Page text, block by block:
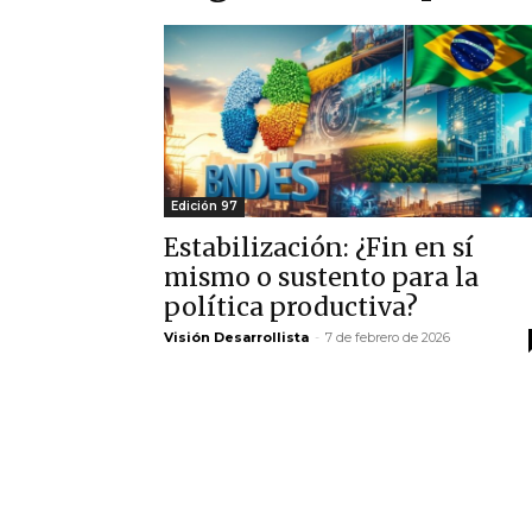
Edición 97
Estabilización: ¿Fin en sí
mismo o sustento para la
política productiva?
Visión Desarrollista - 7 de febrero de 2026